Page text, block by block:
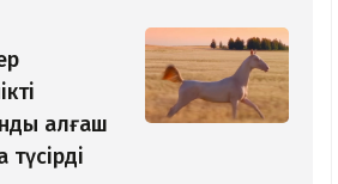
алғаш